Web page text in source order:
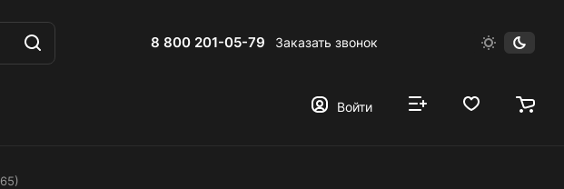
8 800 201-05-79 Заказать звонок
Войти